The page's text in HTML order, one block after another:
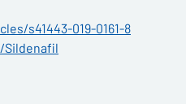
s41443-019-0161-8